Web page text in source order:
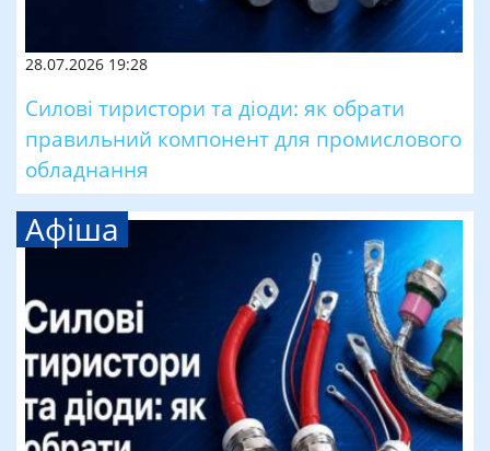
28.07.2026 19:28
Силові тиристори та діоди: як обрати
правильний компонент для промислового
обладнання
Афіша